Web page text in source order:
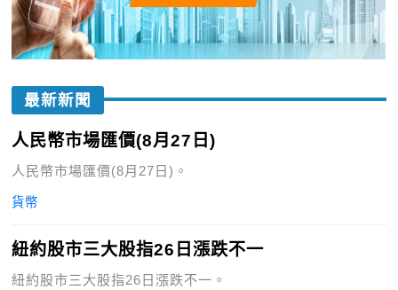
最新新聞
人民幣市場匯價(8月27日)
人民幣市場匯價(8月27日)。
貨幣
紐約股市三大股指26日漲跌不一
紐約股市三大股指26日漲跌不一。